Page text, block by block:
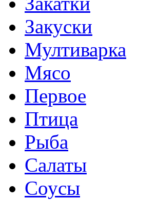
Закуски
Мултиварка
Мясо
Первое
Птица
Рыба
Салаты
Соусы